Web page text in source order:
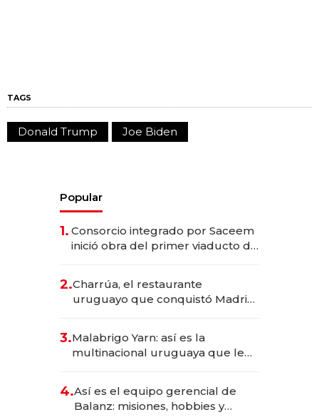
TAGS
Donald Trump Joe Biden
Popular
1. Consorcio integrado por Saceem
inició obra del primer viaducto de
millones
2.Charrúa, el restaurante
uruguayo que conquistó Madrid:
anticipación y prepara apertura
3.Malabrigo Yarn: así es la
multinacional uruguaya que le
4.Así es el equipo gerencial de
Balanz: misiones, hobbies y